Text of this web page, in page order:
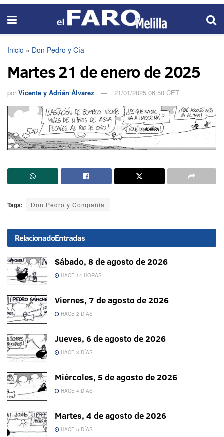
Inicio » Don Pedro y Cía
Martes 21 de enero de 2025
por Vicente y Adrián Álvarez 21/01/2025 06:50 CET
Tags: Don Pedro y Compañía
RelacionadoEntradas
Sábado, 8 de agosto de 2026
HACE 14 HORAS
Viernes, 7 de agosto de 2026
HACE 2 DÍAS
Jueves, 6 de agosto de 2026
HACE 3 DÍAS
Miércoles, 5 de agosto de 2026
HACE 4 DÍAS
Martes, 4 de agosto de 2026
HACE 5 DÍAS